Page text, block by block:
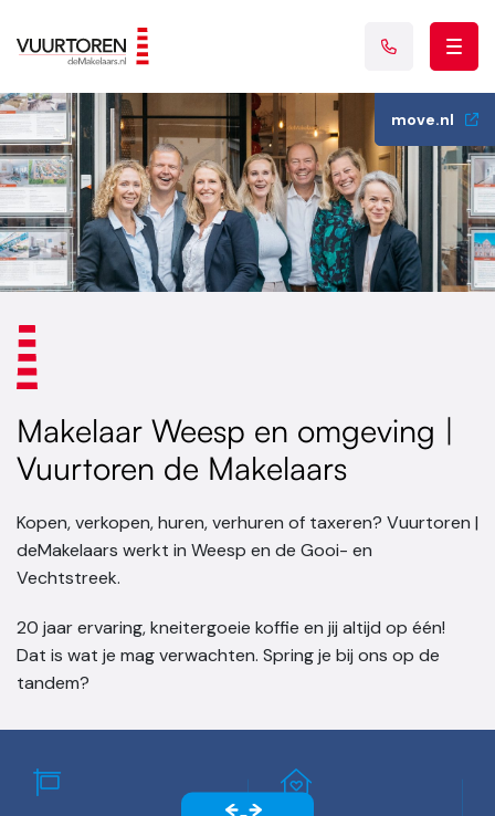
move.nl
Makelaar Weesp en omgeving |
Vuurtoren de Makelaars
Kopen, verkopen, huren, verhuren of taxeren? Vuurtoren |
deMakelaars werkt in Weesp en de Gooi- en
Vechtstreek.
20 jaar ervaring, kneitergoeie koffie en jij altijd op één!
Dat is wat je mag verwachten. Spring je bij ons op de
tandem?